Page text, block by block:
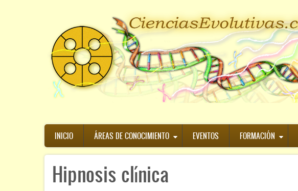
Navegación
principal
INICIO ÁREAS DE CONOCIMIENTO EVENTOS FORMACIÓN
Hipnosis clínica